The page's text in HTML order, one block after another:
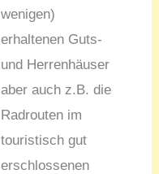
wenigen)
erhaltenen Guts-
und Herrenhäuser
aber auch z.B. die
Radrouten im
touristisch gut
erschlossenen